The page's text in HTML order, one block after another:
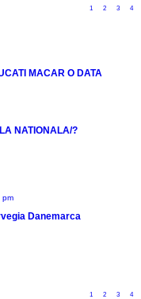
1 2 3 4
MACAR O DATA
NATIONALA/?
pm
Danemarca
1 2 3 4